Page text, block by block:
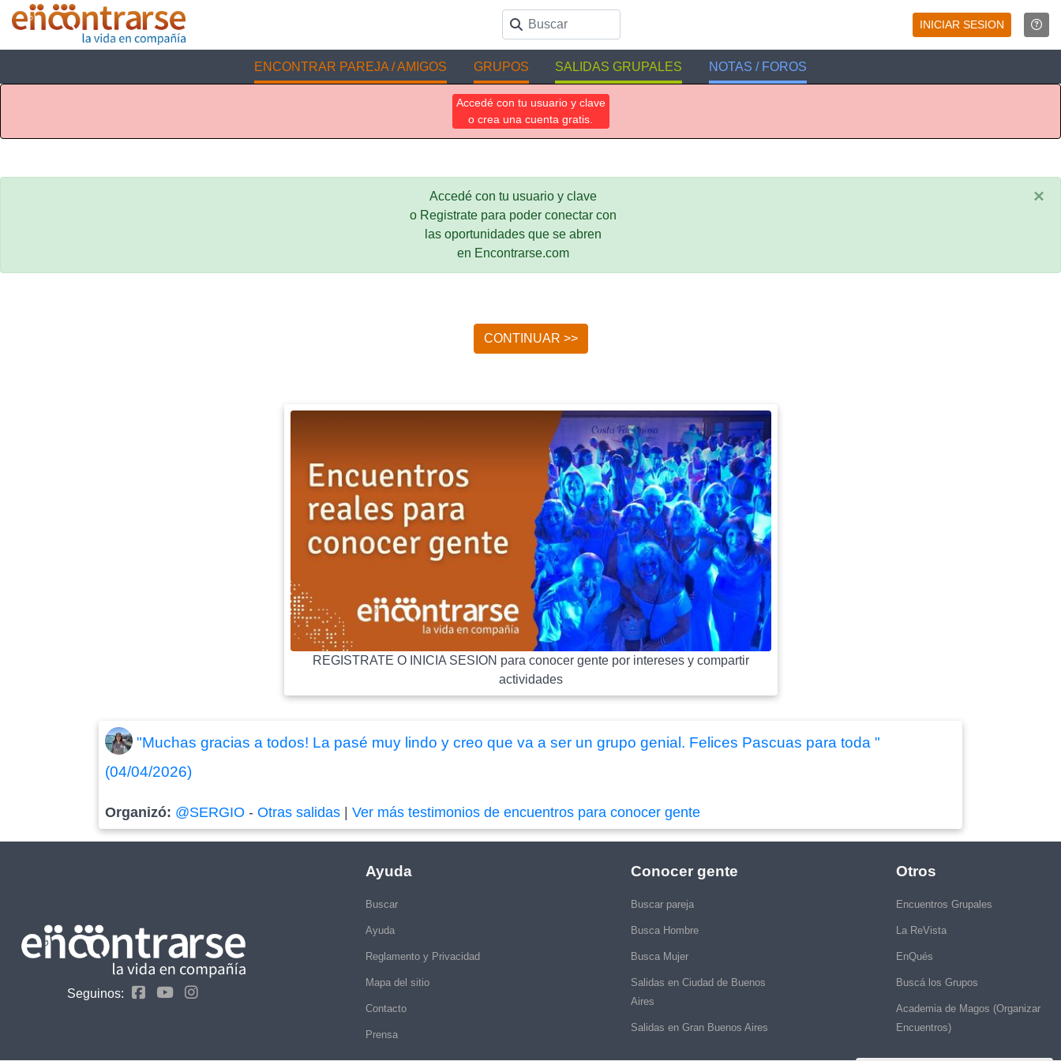
INICIAR SESION
ENCONTRAR PAREJA / AMIGOS GRUPOS SALIDAS GRUPALES NOTAS / FOROS
Accedé con tu usuario y clave
o crea una cuenta gratis.
Accedé con tu usuario y clave
o Registrate para poder conectar con
las oportunidades que se abren
en Encontrarse.com
×
CONTINUAR >>
REGISTRATE O INICIA SESION para conocer gente por intereses y compartir
actividades
"Muchas gracias a todos! La pasé muy lindo y creo que va a ser un grupo genial. Felices Pascuas para toda "
(04/04/2026)
Organizó: @SERGIO -Otras salidas |Ver más testimonios de encuentros para conocer gente
Seguinos:
Ayuda
Buscar
Ayuda
Reglamento y Privacidad
Mapa del sitio
Contacto
Prensa
Conocer gente
Buscar pareja
Busca Hombre
Busca Mujer
Salidas en Ciudad de Buenos
Aires
Salidas en Gran Buenos Aires
Otros
Encuentros Grupales
La ReVista
EnQués
Buscá los Grupos
Academia de Magos (Organizar
Encuentros)